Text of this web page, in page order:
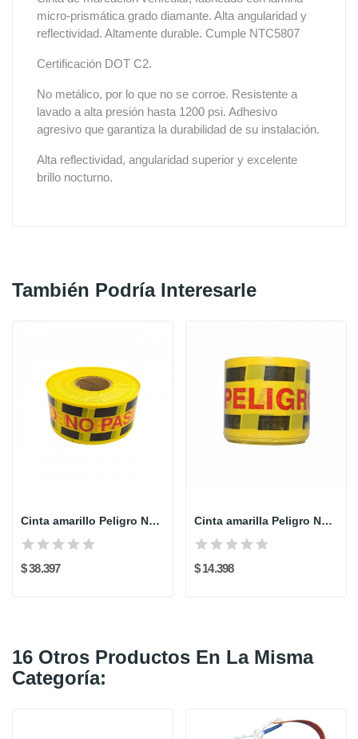
micro-prismática grado diamante. Alta angularidad y
reflectividad. Altamente durable. Cumple NTC5807
Certificación DOT C2.
No metálico, por lo que no se corroe. Resistente a
lavado a alta presión hasta 1200 psi. Adhesivo
agresivo que garantiza la durabilidad de su instalación.
Alta reflectividad, angularidad superior y excelente
brillo nocturno.
También Podría Interesarle
Cinta amarillo Peligro No Pase x 500 mts
$ 38.397
Cinta amarilla Peligro No Pase x 100 mts
$ 14.398
16 Otros Productos En La Misma
Categoría: